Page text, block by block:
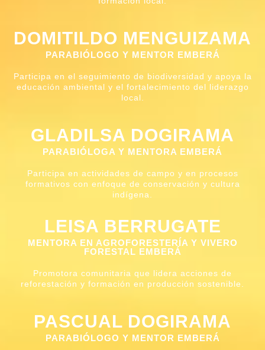
DOMITILDO MENGUIZAMA
PARABIÓLOGO Y MENTOR EMBERÁ
Participa en el seguimiento de biodiversidad y apoya la
educación ambiental y el fortalecimiento del liderazgo
local.
GLADILSA DOGIRAMA
PARABIÓLOGA Y MENTORA EMBERÁ
Participa en actividades de campo y en procesos
formativos con enfoque de conservación y cultura
indígena.
LEISA BERRUGATE
MENTORA EN AGROFORESTERÍA Y VIVERO
FORESTAL EMBERÁ
Promotora comunitaria que lidera acciones de
reforestación y formación en producción sostenible.
PASCUAL DOGIRAMA
PARABIÓLOGO Y MENTOR EMBERÁ